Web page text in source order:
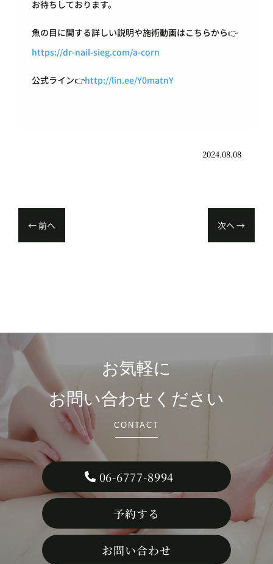
お待ちしております。
魚の目に関する詳しい説明や施術動画はこちらから👉
https://dr-nail-sieg.com/a-corn
公式ライン👉http://lin.ee/Y0matnY
2024.08.08
←前へ 次へ →
お気軽に
お問い合わせください
CONTACT
06-6777-8994
予約する
お問い合わせ